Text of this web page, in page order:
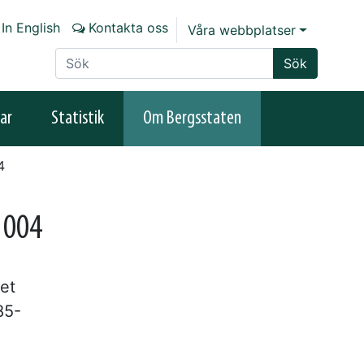
In English Kontakta oss
Våra webbplatser
Sök på sajten
Sök
Statistik Om Bergsstaten